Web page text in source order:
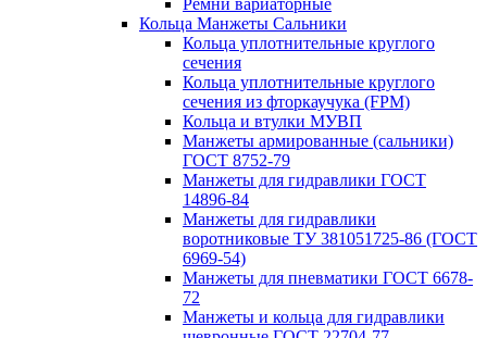
Ремни вариаторные
Кольца Манжеты Сальники
Кольца уплотнительные круглого
сечения
Кольца уплотнительные круглого
сечения из фторкаучука (FPM)
Кольца и втулки МУВП
Манжеты армированные (сальники)
ГОСТ 8752-79
Манжеты для гидравлики ГОСТ
14896-84
Манжеты для гидравлики
воротниковые ТУ 381051725-86 (ГОСТ
6969-54)
Манжеты для пневматики ГОСТ 6678-
72
Манжеты и кольца для гидравлики